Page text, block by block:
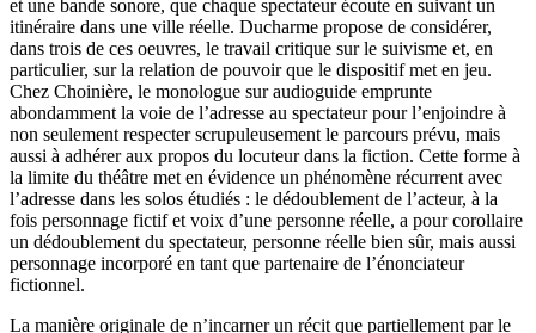
et une bande sonore, que chaque spectateur écoute en suivant un
itinéraire dans une ville réelle. Ducharme propose de considérer,
dans trois de ces oeuvres, le travail critique sur le suivisme et, en
particulier, sur la relation de pouvoir que le dispositif met en jeu.
Chez Choinière, le monologue sur audioguide emprunte
abondamment la voie de l’adresse au spectateur pour l’enjoindre à
non seulement respecter scrupuleusement le parcours prévu, mais
aussi à adhérer aux propos du locuteur dans la fiction. Cette forme à
la limite du théâtre met en évidence un phénomène récurrent avec
l’adresse dans les solos étudiés : le dédoublement de l’acteur, à la
fois personnage fictif et voix d’une personne réelle, a pour corollaire
un dédoublement du spectateur, personne réelle bien sûr, mais aussi
personnage incorporé en tant que partenaire de l’énonciateur
fictionnel.
La manière originale de n’incarner un récit que partiellement par le